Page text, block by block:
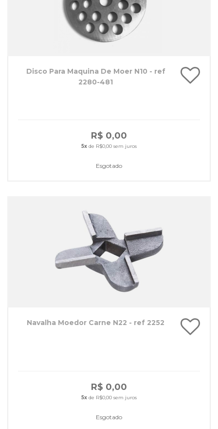
Disco Para Maquina De Moer N10 - ref
2280-481
R$ 0,00
5x de R$0,00 sem juros
Esgotado
Navalha Moedor Carne N22 - ref 2252
R$ 0,00
5x de R$0,00 sem juros
Esgotado